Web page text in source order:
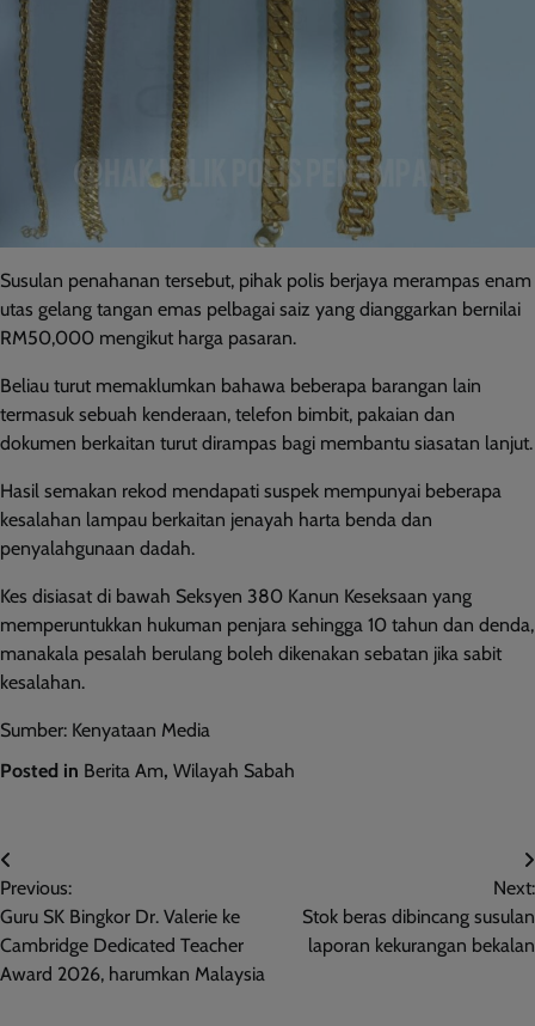
Susulan penahanan tersebut, pihak polis berjaya merampas enam
utas gelang tangan emas pelbagai saiz yang dianggarkan bernilai
RM50,000 mengikut harga pasaran.
Beliau turut memaklumkan bahawa beberapa barangan lain
termasuk sebuah kenderaan, telefon bimbit, pakaian dan
dokumen berkaitan turut dirampas bagi membantu siasatan lanjut.
Hasil semakan rekod mendapati suspek mempunyai beberapa
kesalahan lampau berkaitan jenayah harta benda dan
penyalahgunaan dadah.
Kes disiasat di bawah Seksyen 380 Kanun Keseksaan yang
memperuntukkan hukuman penjara sehingga 10 tahun dan denda,
manakala pesalah berulang boleh dikenakan sebatan jika sabit
kesalahan.
Sumber: Kenyataan Media
Posted in Berita Am, Wilayah Sabah
Post
navigation
Previous:
Guru SK Bingkor Dr. Valerie ke
Cambridge Dedicated Teacher
Award 2026, harumkan Malaysia
Next:
Stok beras dibincang susulan
laporan kekurangan bekalan